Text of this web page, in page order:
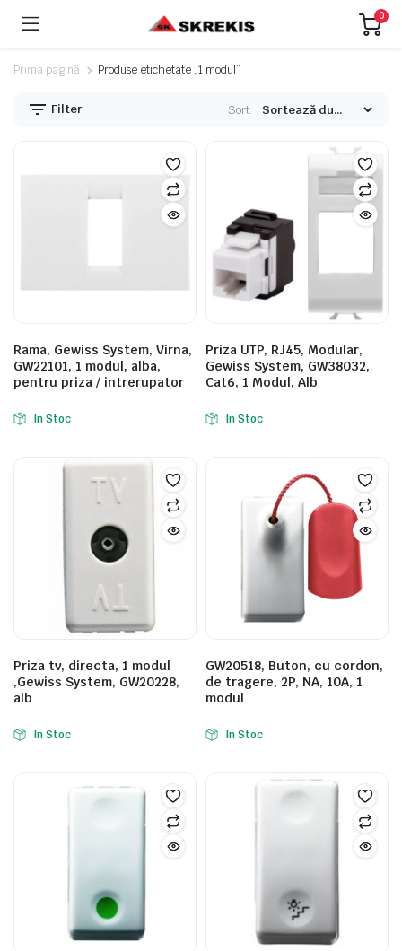
0
Prima pagină Produse etichetate „1 modul”
Filter Sort:
Rama, Gewiss System, Virna,
GW22101, 1 modul, alba,
pentru priza / intrerupator
In Stoc
Priza UTP, RJ45, Modular,
Gewiss System, GW38032,
Cat6, 1 Modul, Alb
In Stoc
Priza tv, directa, 1 modul
,Gewiss System, GW20228,
alb
In Stoc
GW20518, Buton, cu cordon,
de tragere, 2P, NA, 10A, 1
modul
In Stoc